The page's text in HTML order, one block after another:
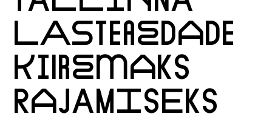
LASTEAEDADE
KIIREMAKS
RAJAMISEKS